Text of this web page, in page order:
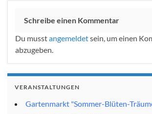
Schreibe einen Kommentar
Du musstangemeldetsein, um einen
abzugeben.
VERANSTALTUNGEN
Gartenmarkt "Sommer-Blüten-